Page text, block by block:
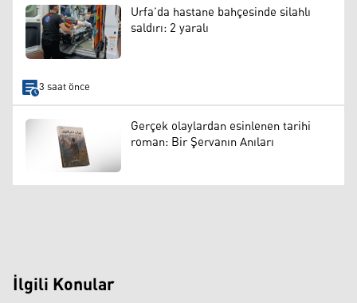
Urfa’da hastane bahçesinde silahlı
saldırı: 2 yaralı
3 saat önce
Gerçek olaylardan esinlenen tarihi
roman: Bir Şervanın Anıları
İlgili Konular